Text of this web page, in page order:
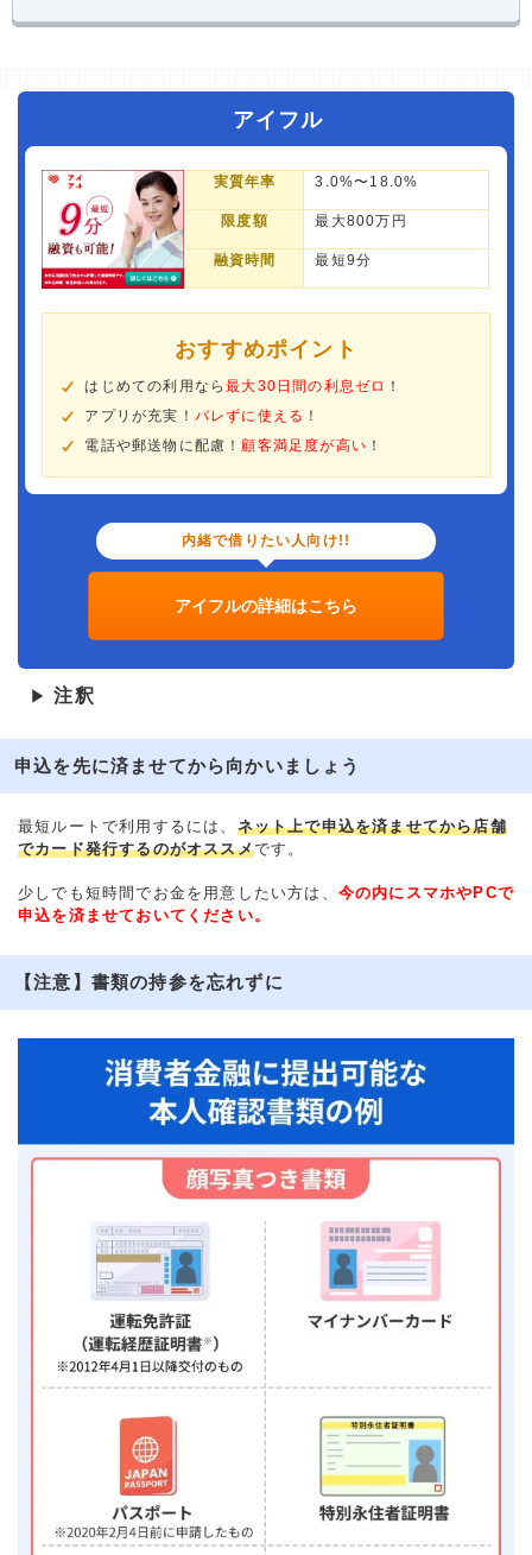
アイフル
実質年率 3.0%〜18.0%
限度額 最大800万円
融資時間 最短9分
おすすめポイント
はじめての利用なら最大30日間の利息ゼロ ！
アプリが充実！ バレずに使える ！
電話や郵送物に配慮！顧客満足度が高い ！
内緒で借りたい人向け!!
アイフルの詳細はこちら
▶ 注釈
申込を先に済ませてから向かいましょう
最短ルートで利用するには、 ネット上で申込を済ませてから店舗
でカード発行するのがオススメです。
少しでも短時間でお金を用意したい方は、 今の内にスマホやPCで
申込を済ませておいてください。
【注意】書類の持参を忘れずに